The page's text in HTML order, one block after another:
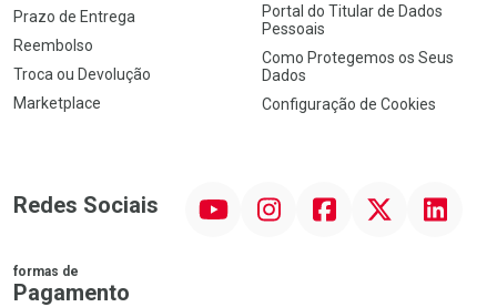
Prazo de Entrega
Reembolso
Troca ou Devolução
Marketplace
Portal do Titular de Dados
Pessoais
Como Protegemos os Seus
Dados
Configuração de Cookies
Redes Sociais InstagramFacebook Linkedin
formas de
Pagamento